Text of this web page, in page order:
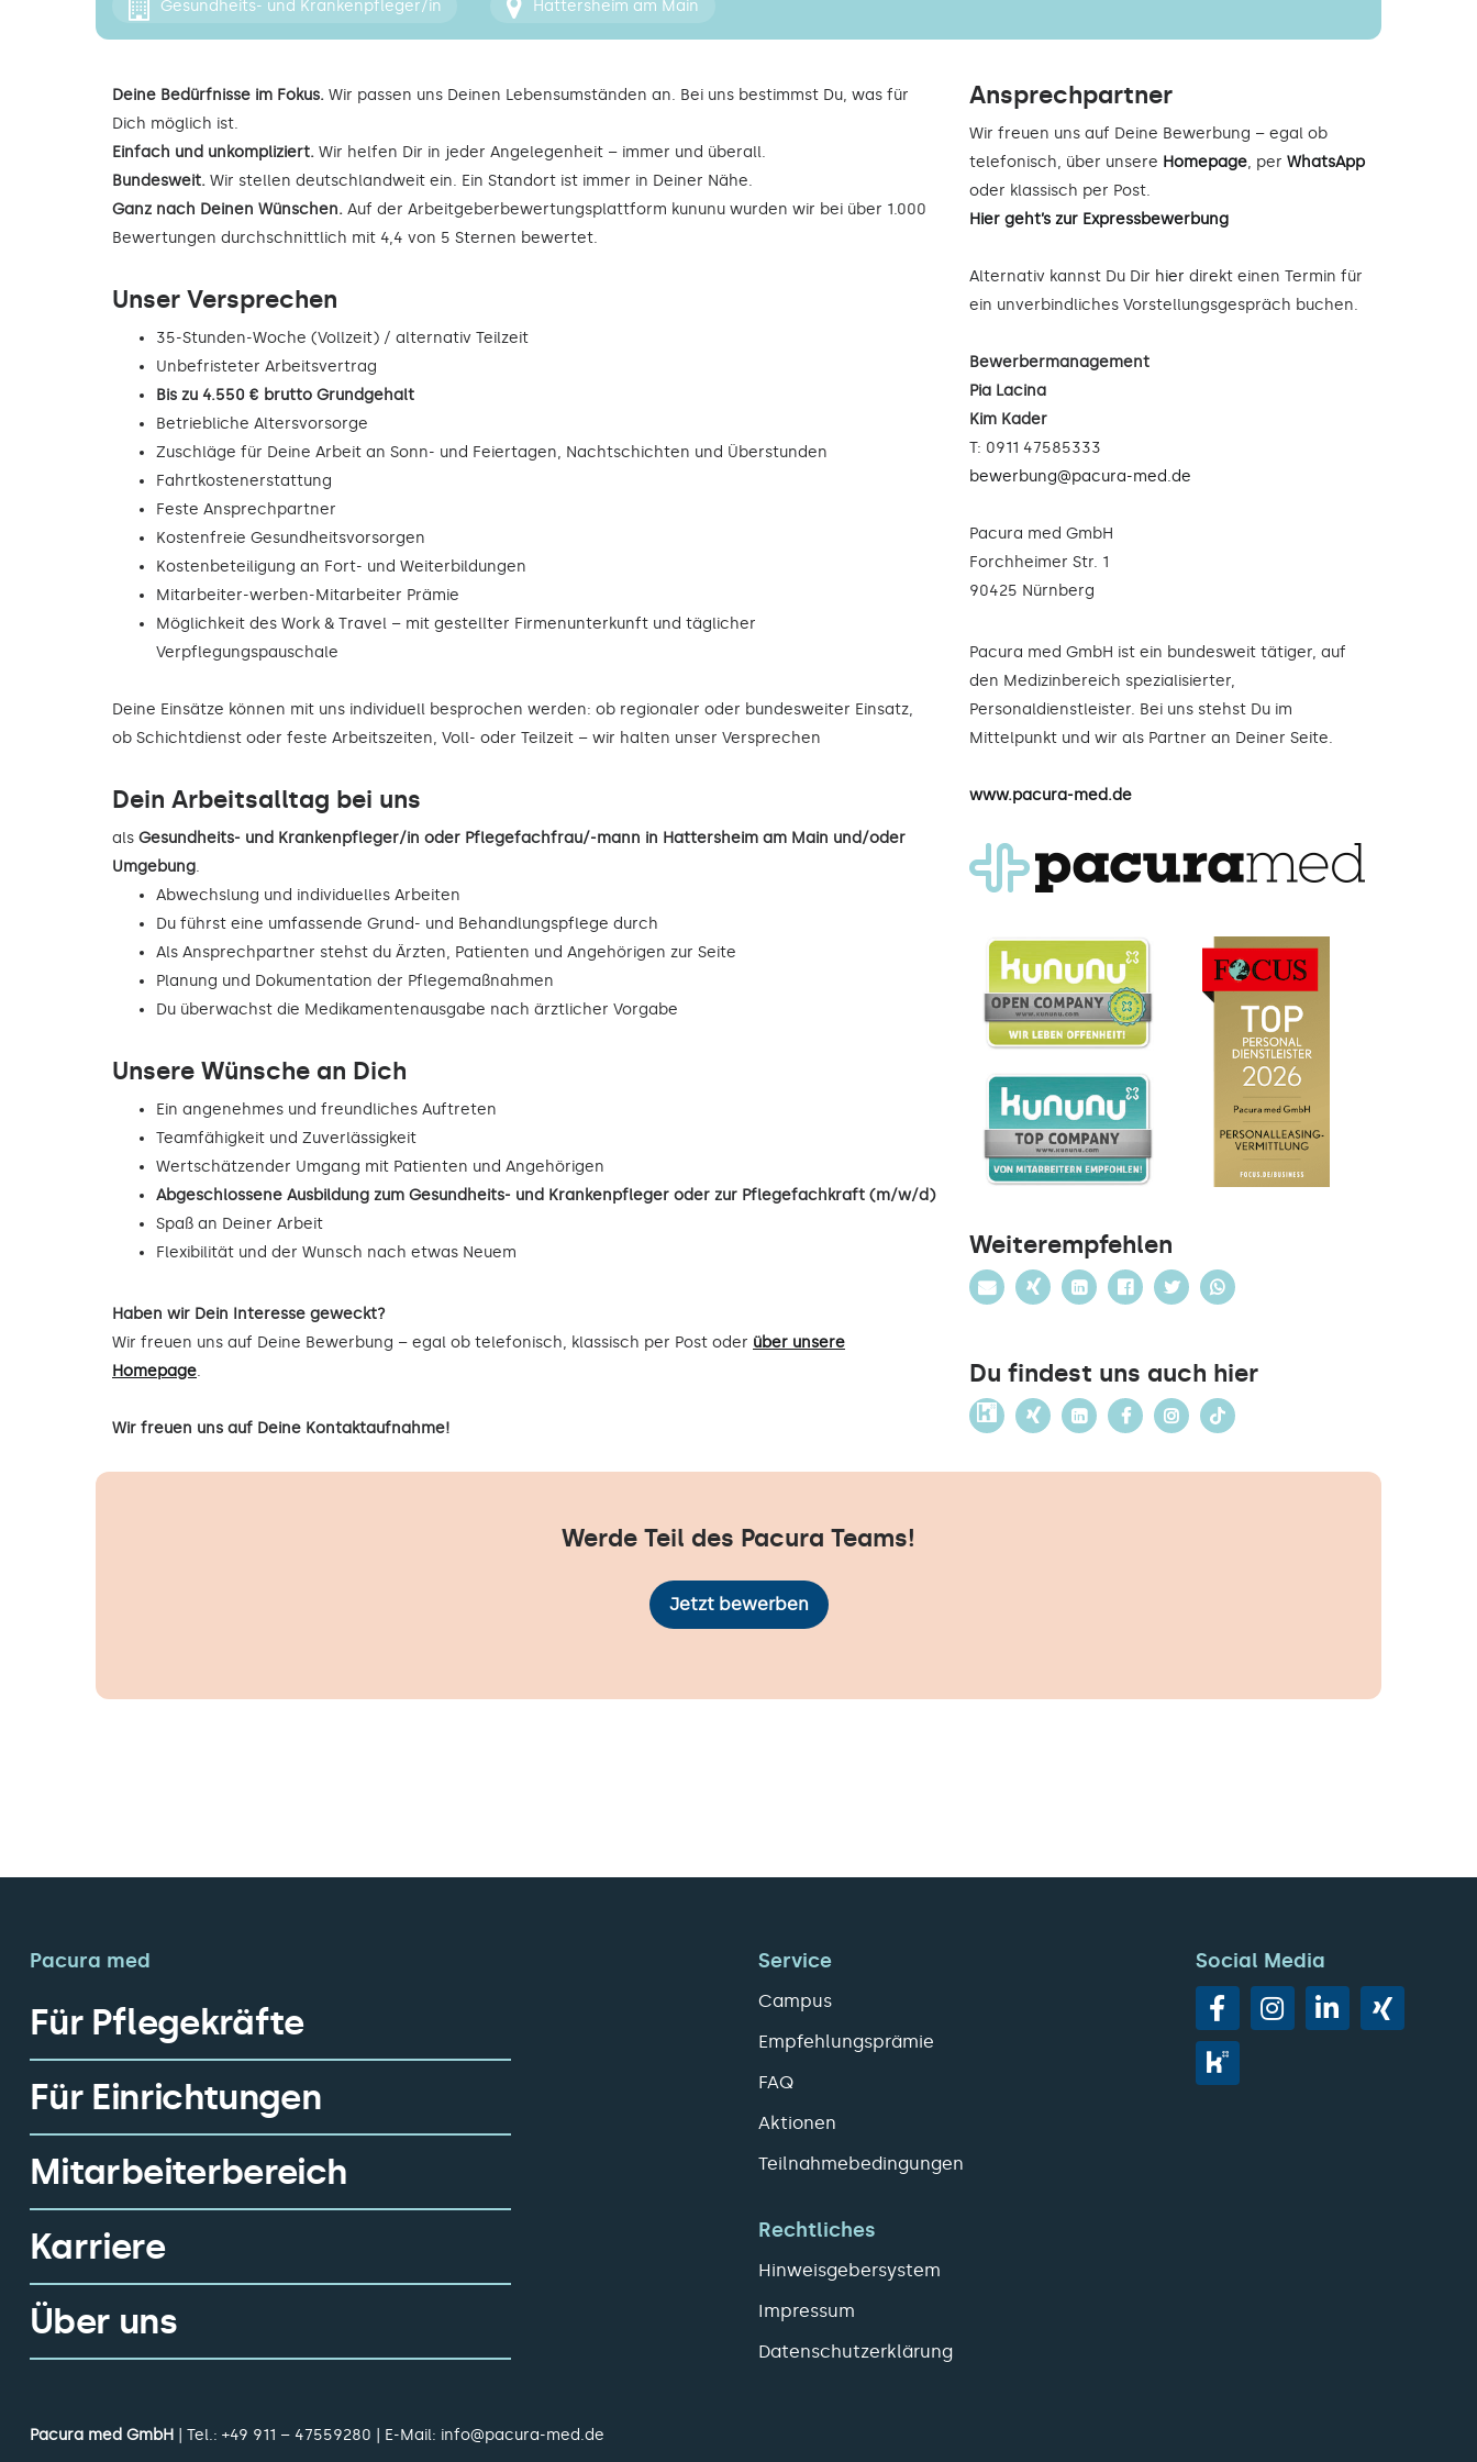
Gesundheits- und Krankenpfleger/in Hattersheim am Main
Deine Bedürfnisse im Fokus. Wir passen uns Deinen Lebensumständen an. Bei uns bestimmst Du, was für
Dich möglich ist.
Einfach und unkompliziert. Wir helfen Dir in jeder Angelegenheit – immer und überall.
Bundesweit. Wir stellen deutschlandweit ein. Ein Standort ist immer in Deiner Nähe.
Ganz nach Deinen Wünschen. Auf der Arbeitgeberbewertungsplattform kununu wurden wir bei über 1.000
Bewertungen durchschnittlich mit 4,4 von 5 Sternen bewertet.
Unser Versprechen
35-Stunden-Woche (Vollzeit) / alternativ Teilzeit
Unbefristeter Arbeitsvertrag
Bis zu 4.550 € brutto Grundgehalt
Betriebliche Altersvorsorge
Zuschläge für Deine Arbeit an Sonn- und Feiertagen, Nachtschichten und Überstunden
Fahrtkostenerstattung
Feste Ansprechpartner
Kostenfreie Gesundheitsvorsorgen
Kostenbeteiligung an Fort- und Weiterbildungen
Mitarbeiter-werben-Mitarbeiter Prämie
Möglichkeit des Work & Travel – mit gestellter Firmenunterkunft und täglicher
Verpflegungspauschale
Deine Einsätze können mit uns individuell besprochen werden: ob regionaler oder bundesweiter Einsatz,
ob Schichtdienst oder feste Arbeitszeiten, Voll- oder Teilzeit – wir halten unser Versprechen
Dein Arbeitsalltag bei uns
als Gesundheits- und Krankenpfleger/in oder Pflegefachfrau/-mann in Hattersheim am Main und/oder
Umgebung.
Abwechslung und individuelles Arbeiten
Du führst eine umfassende Grund- und Behandlungspflege durch
Als Ansprechpartner stehst du Ärzten, Patienten und Angehörigen zur Seite
Planung und Dokumentation der Pflegemaßnahmen
Du überwachst die Medikamentenausgabe nach ärztlicher Vorgabe
Unsere Wünsche an Dich
Ein angenehmes und freundliches Auftreten
Teamfähigkeit und Zuverlässigkeit
Wertschätzender Umgang mit Patienten und Angehörigen
Abgeschlossene Ausbildung zum Gesundheits- und Krankenpfleger oder zur Pflegefachkraft (m/w/d)
Spaß an Deiner Arbeit
Flexibilität und der Wunsch nach etwas Neuem
Haben wir Dein Interesse geweckt?
Wir freuen uns auf Deine Bewerbung – egal ob telefonisch, klassisch per Post oder über unsere
Homepage.
Wir freuen uns auf Deine Kontaktaufnahme!
Ansprechpartner
Wir freuen uns auf Deine Bewerbung – egal ob
telefonisch, über unsere Homepage, per WhatsApp
oder klassisch per Post.
Hier geht’s zur Expressbewerbung
Alternativ kannst Du Dir hier direkt einen Termin für
ein unverbindliches Vorstellungsgespräch buchen.
Bewerbermanagement
Pia Lacina
Kim Kader
T: 0911 47585333
bewerbung@pacura-med.de
Pacura med GmbH
Forchheimer Str. 1
90425 Nürnberg
Pacura med GmbH ist ein bundesweit tätiger, auf
den Medizinbereich spezialisierter,
Personaldienstleister. Bei uns stehst Du im
Mittelpunkt und wir als Partner an Deiner Seite.
www.pacura-med.de
Weiterempfehlen
Du findest uns auch hier
Werde Teil des Pacura Teams!
Jetzt bewerben
Pacura med
Für Pflegekräfte
Für Einrichtungen
Mitarbeiterbereich
Karriere
Über uns
Service
Campus
Empfehlungsprämie
FAQ
Aktionen
Teilnahmebedingungen
Rechtliches
Hinweisgebersystem
Impressum
Datenschutzerklärung
Social Media
Pacura med GmbH | Tel.: +49 911 – 47559280 | E-Mail: info@pacura-med.de